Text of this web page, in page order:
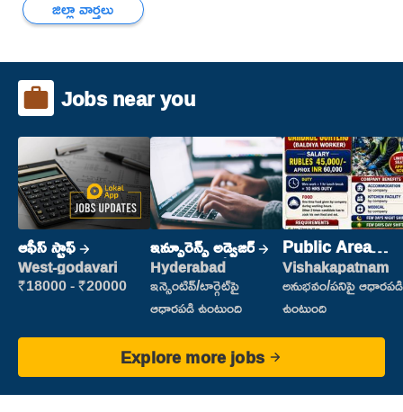
జిల్లా వార్తలు
Jobs near you
ఆఫీస్ స్టాఫ్
West-godavari
₹18000 - ₹20000
ఇన్సూరెన్స్ అడ్వైజర్
Hyderabad
ఇన్సెంటివ్/టార్గెట్‌పై
ఆధారపడి ఉంటుంది
Public Area
Cleaner
Vishakapatnam
అనుభవం/పనిపై ఆధారపడి
ఉంటుంది
Explore more jobs